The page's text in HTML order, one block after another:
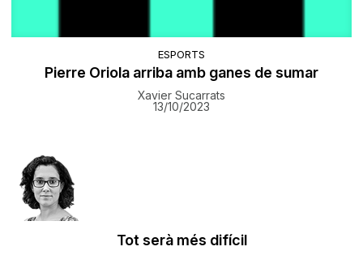
ESPORTS
Pierre Oriola arriba amb ganes de sumar
Xavier Sucarrats
13/10/2023
Tot serà més difícil